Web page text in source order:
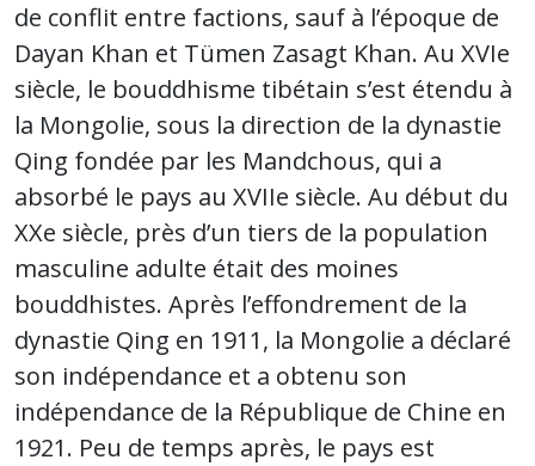
de conflit entre factions, sauf à l’époque de
Dayan Khan et Tümen Zasagt Khan. Au XVIe
siècle, le bouddhisme tibétain s’est étendu à
la Mongolie, sous la direction de la dynastie
Qing fondée par les Mandchous, qui a
absorbé le pays au XVIIe siècle. Au début du
XXe siècle, près d’un tiers de la population
masculine adulte était des moines
bouddhistes. Après l’effondrement de la
dynastie Qing en 1911, la Mongolie a déclaré
son indépendance et a obtenu son
indépendance de la République de Chine en
1921. Peu de temps après, le pays est